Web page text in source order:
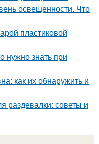
освещенности. Что
пластиковой
нужно знать при
как их обнаружить и
раздевалки: советы и